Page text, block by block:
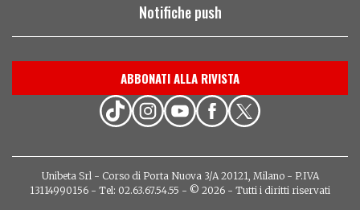
Notifiche push
ABBONATI ALLA RIVISTA
Unibeta Srl - Corso di Porta Nuova 3/A 20121, Milano - P.IVA
13114990156 - Tel: 02.63.67.54.55 - © 2026 - Tutti i diritti riservati